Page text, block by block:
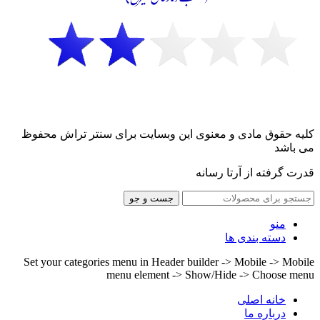
کلیه حقوق مادی و معنوی این وبسایت برای سنتر تراش محفوظ
می باشد
قدرت گرفته از آرتا رسانه
جست و جو
منو
دسته بندی ها
Set your categories menu in Header builder -> Mobile -> Mobile
menu element -> Show/Hide -> Choose menu
خانه اصلی
درباره ما